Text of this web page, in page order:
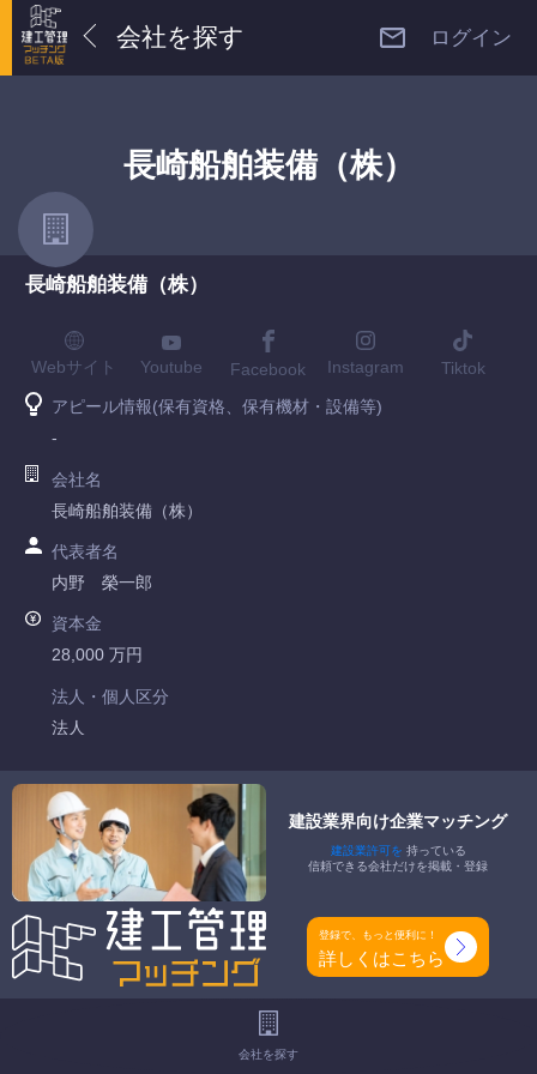
会社を探す ログイン
長崎船舶装備（株）
長崎船舶装備（株）
Webサイト Youtube Facebook Instagram Tiktok
アピール情報(保有資格、保有機材・設備等)
-
会社名
長崎船舶装備（株）
代表者名
内野 榮一郎
資本金
28,000 万円
法人・個人区分
法人
許可番号
国土交通大臣許可 第008312号
特定建設業
建築一式工事業 大工工事業 左官工事業 とび・土木工事業 石
工事業 屋根工事業 タイル・れんが・ブロック工事業 鋼構造
物工事業 鉄筋工事業 板金工事業 ガラス工事業 塗装工事業
防水工事業 内装仕上工事業 熱絶縁工事業 建具工事業 解体工
建設業界向け企業マッチング
建設業許可を 持っている
信頼できる会社だけを掲載・登録
登録で、もっと便利に！
詳しくはこちら
会社を探す